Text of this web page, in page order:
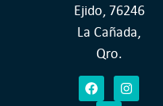
Ejido, 76246
La Cañada,
Qro.